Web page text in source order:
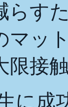
らす
マッ
限接
成